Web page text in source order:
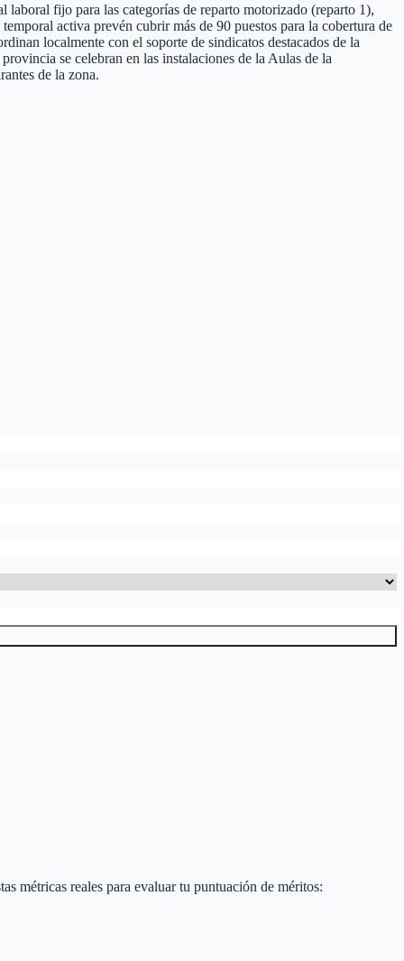
laboral fijo para las categorías de reparto motorizado (reparto 1),
activa prevén cubrir más de 90 puestos para la cobertura de
localmente con el soporte de sindicatos destacados de la
se celebran en las instalaciones de la Aulas de la
de la zona.
métricas reales para evaluar tu puntuación de méritos: